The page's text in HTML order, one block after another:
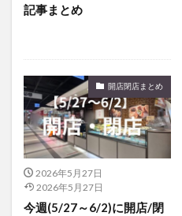
記事まとめ
開店閉店まとめ
2026年5月27日
2026年5月27日
今週(5/27～6/2)に開店/閉